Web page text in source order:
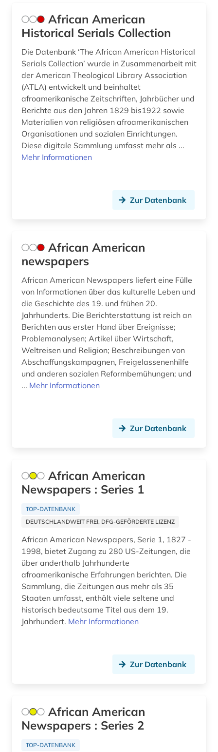
englisch (161)
englisch language teaching (1)
englisch literatur (1)
englische grammatik (1)
englische literatur (4)
englische literatur außerhalb großbritanniens
und der usa (1)
englischunterricht (3)
english (1)
enzyklopädie (22)
epik (1)
eponym (1)
ethnologie (1)
etudes africaines (2)
etymologie (5)
europäische geschichte (2)
fachinformationsdienst (2)
faksimile (3)
feminismus (5)
fernsehen (2)
fest (1)
fid anglo-american culture (1)
fid-lizenz (1)
film (7)
African American
Historical Serials Collection
Die Datenbank ‘The African American Historical
Serials Collection’ wurde in Zusammenarbeit mit
der American Theological Library Association
(ATLA) entwickelt und beinhaltet
afroamerikanische Zeitschriften, Jahrbücher und
Berichte aus den Jahren 1829 bis1922 sowie
Materialien von religiösen afroamerikanischen
Organisationen und sozialen Einrichtungen.
Diese digitale Sammlung umfasst mehr als ...
Mehr Informationen
Zur Datenbank
African American
newspapers
African American Newspapers liefert eine Fülle
von Informationen über das kulturelle Leben und
die Geschichte des 19. und frühen 20.
Jahrhunderts. Die Berichterstattung ist reich an
Berichten aus erster Hand über Ereignisse;
Problemanalysen; Artikel über Wirtschaft,
Weltreisen und Religion; Beschreibungen von
Abschaffungskampagnen, Freigelassenenhilfe
und anderen sozialen Reformbemühungen; und
... Mehr Informationen
Zur Datenbank
African American
Newspapers : Series 1
TOP-DATENBANK
DEUTSCHLANDWEIT FREI, DFG-GEFÖRDERTE LIZENZ
African American Newspapers, Serie 1, 1827 -
1998, bietet Zugang zu 280 US-Zeitungen, die
über anderthalb Jahrhunderte
afroamerikanische Erfahrungen berichten. Die
Sammlung, die Zeitungen aus mehr als 35
Staaten umfasst, enthält viele seltene und
historisch bedeutsame Titel aus dem 19.
Jahrhundert. Mehr Informationen
Zur Datenbank
African American
Newspapers : Series 2
TOP-DATENBANK